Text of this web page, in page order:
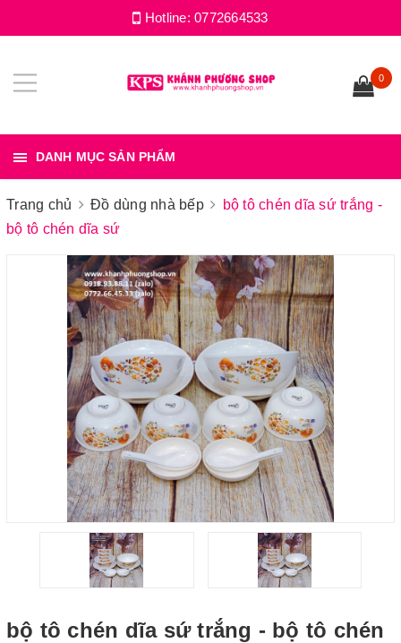
Hotline:0772664533
0
DANH MỤC SẢN PHẨM
Trang chủ Đồ dùng nhà bếp
bộ tô chén dĩa sứ trắng -
bộ tô chén dĩa sứ
bộ tô chén dĩa sứ trắng - bộ tô chén